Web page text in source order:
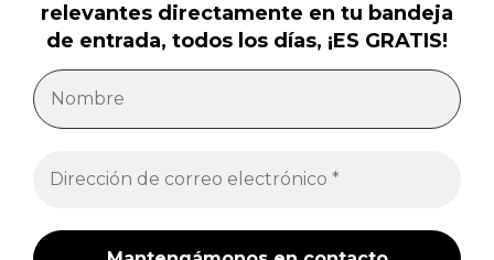
relevantes directamente en tu bandeja
de entrada, todos los días, ¡ES GRATIS!